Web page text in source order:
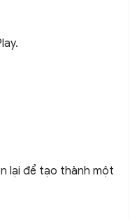
lại để tạo thành một